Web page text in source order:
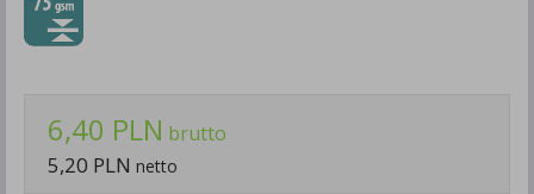
6,40 PLN brutto
5,20 PLN netto